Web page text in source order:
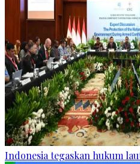
Indonesia tegaskan hukum